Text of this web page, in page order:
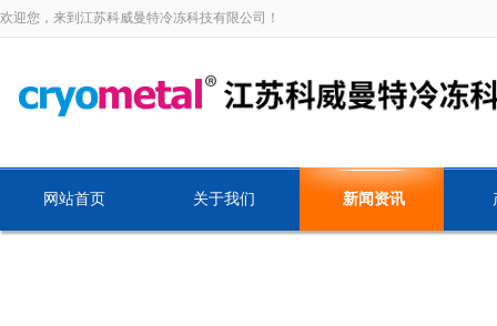
欢迎您，来到江苏科威曼特冷冻科技有限公司！
网站首页 关于我们 新闻资讯